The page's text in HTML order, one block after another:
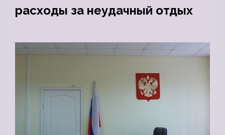
расходы за неудачный отдых